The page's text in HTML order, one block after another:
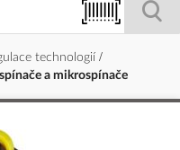
technologií
a mikrospínače